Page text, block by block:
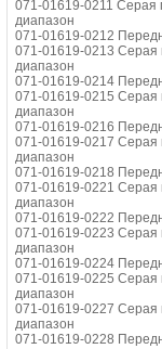
071-01619-0211 Серая
диапазон
071-01619-0212
071-01619-0213 Серая
диапазон
071-01619-0214
071-01619-0215 Серая
диапазон
071-01619-0216
071-01619-0217 Серая
диапазон
071-01619-0218
071-01619-0221 Серая
диапазон
071-01619-0222
071-01619-0223 Серая
диапазон
071-01619-0224
071-01619-0225 Серая
диапазон
071-01619-0227 Серая
диапазон
071-01619-0228